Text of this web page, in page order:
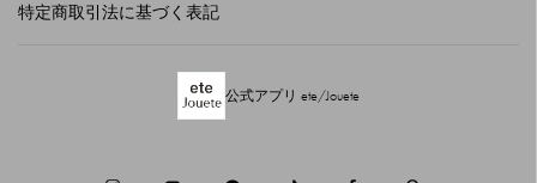
特定商取引法に基づく表記
公式アプリ ete/Jouete